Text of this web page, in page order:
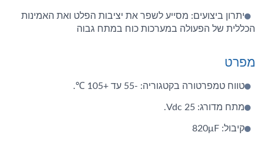
יתרון ביצועים: מסייע לשפר את יציבות הפלט ואת האמינות
הכללית של הפעולה במערכות כוח במתח גבוה
מפרט
טווח טמפרטורה בקטגוריה: -55 עד +105 ℃.
מתח מדורג: 25 Vdc.
קיבול: 820μF